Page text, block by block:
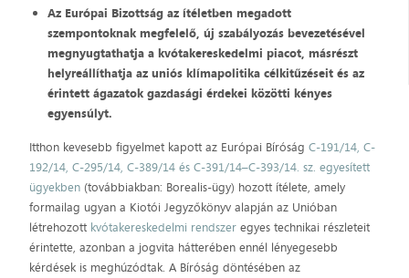
Az Európai Bizottság az ítéletben megadott
szempontoknak megfelelő, új szabályozás bevezetésével
megnyugtathatja a kvótakereskedelmi piacot, másrészt
helyreállíthatja az uniós klímapolitika célkitűzéseit és az
érintett ágazatok gazdasági érdekei közötti kényes
egyensúlyt.
Itthon kevesebb figyelmet kapott az Európai BíróságC-191/14, C-
192/14, C-295/14, C-389/14 és C-391/14–C-393/14. sz. egyesített
ügyekben (továbbiakban: Borealis-ügy) hozott ítélete, amely
formailag ugyan a Kiotói Jegyzőkönyv alapján az Unióban
létrehozott kvótakereskedelmi rendszer egyes technikai részleteit
érintette, azonban a jogvita hátterében ennél lényegesebb
kérdések is meghúzódtak. A Bíróság döntésében az